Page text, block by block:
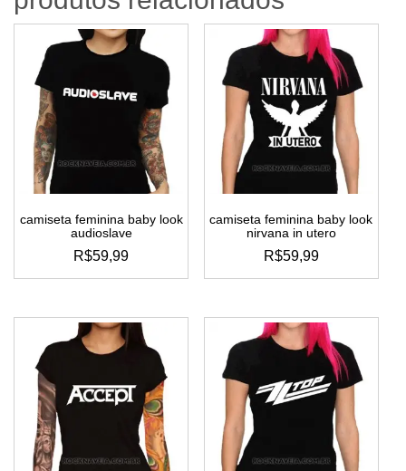
camiseta feminina baby look
audioslave
R$59,99
este
tem
várias
variantes.
opções
podem
escolhidas
na
camiseta feminina baby look
nirvana in utero
R$59,99
este
tem
várias
variantes.
opções
escolhidas
na